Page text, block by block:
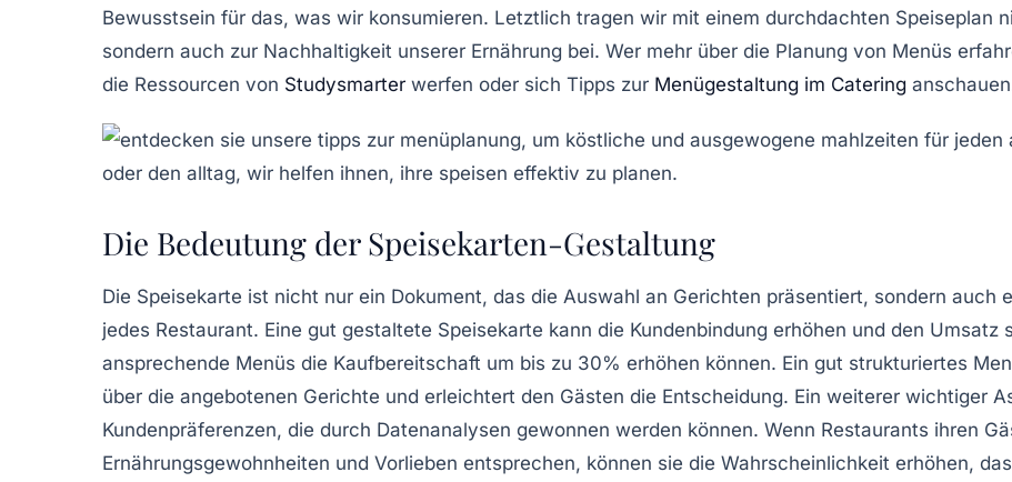
Bewusstsein für das, was wir konsumieren. Letztlich tragen wir mit einem durchdachten Speiseplan
sondern auch zur Nachhaltigkeit unserer Ernährung bei. Wer mehr über die Planung von Menüs
die Ressourcen von Studysmarter werfen oder sich Tipps zur Menügestaltung im Catering
Die Bedeutung der Speisekarten-Gestaltung
Die Speisekarte ist nicht nur ein Dokument, das die Auswahl an Gerichten präsentiert, sondern auch
jedes Restaurant. Eine gut gestaltete Speisekarte kann die Kundenbindung erhöhen und den Umsatz
ansprechende Menüs die Kaufbereitschaft um bis zu 30% erhöhen können. Ein gut strukturiertes
über die angebotenen Gerichte und erleichtert den Gästen die Entscheidung. Ein weiterer wichtiger
Kundenpräferenzen, die durch Datenanalysen gewonnen werden können. Wenn Restaurants ihren
Ernährungsgewohnheiten und Vorlieben entsprechen, können sie die Wahrscheinlichkeit erhöhen,